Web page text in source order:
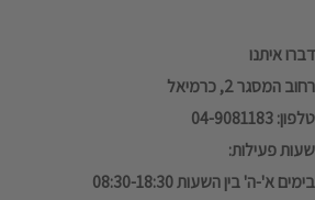
דברו איתנו
רחוב המסגר 2, כרמיאל
טלפון: 04-9081183
שעות פעילות:
בימים א'-ה' בין השעות 08:30-18:30